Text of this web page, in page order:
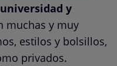
universidad y
muchas y muy
estilos y bolsillos,
privados.